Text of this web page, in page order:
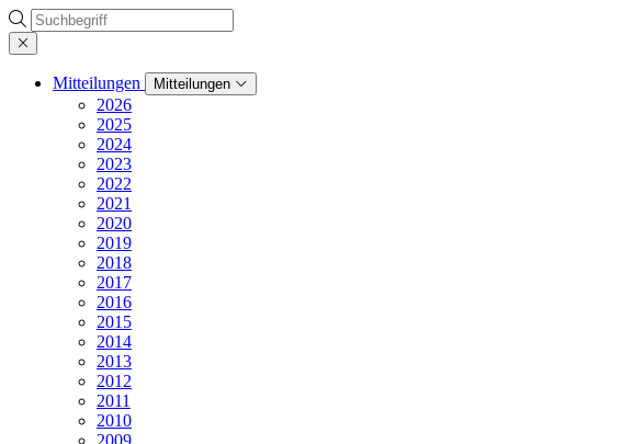
Suche
Mitteilungen Mitteilungen
2026
2025
2024
2023
2022
2021
2020
2019
2018
2017
2016
2015
2014
2013
2012
2011
2010
2009